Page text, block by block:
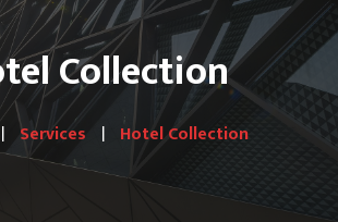
Collection
Services Hotel Collection